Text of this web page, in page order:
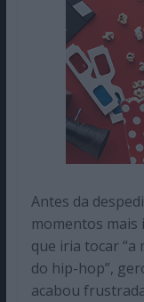
Antes da
momentos
que iria tocar “a
do hip-hop”,
acabou